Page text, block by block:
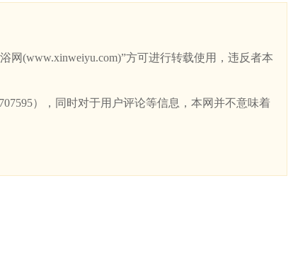
(www.xinweiyu.com)”方可进行转载使用，违反者本
），同时对于用户评论等信息，本网并不意味着